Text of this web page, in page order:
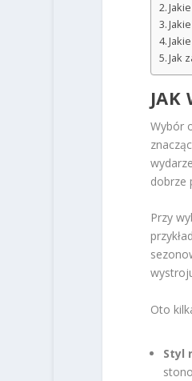
Jak
JAK
Wybór
dobrze
Przy
Oto
Styl